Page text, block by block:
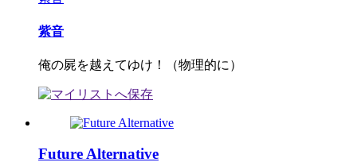
紫音
俺の屍を越えてゆけ！（物理的に）
Future Alternative